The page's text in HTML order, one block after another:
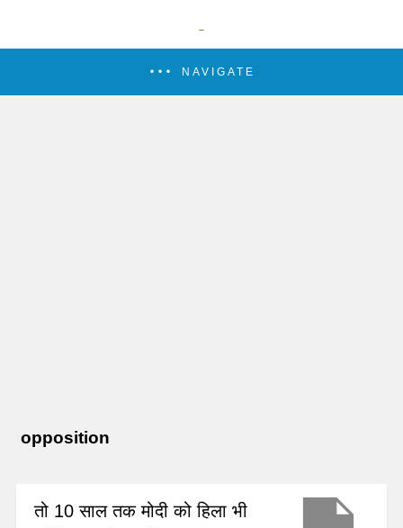
NAVIGATE
opposition
तो 10 साल तक मोदी को हिला भी